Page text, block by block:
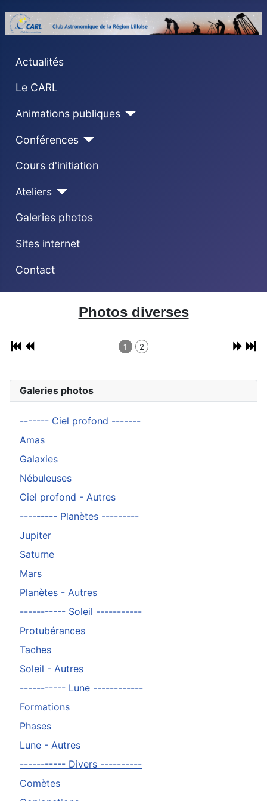
Actualités
Le CARL
Animations publiques
Conférences
Cours d'initiation
Ateliers
Galeries photos
Sites internet
Contact
Photos diverses
1 2
Galeries photos
------- Ciel profond -------
Amas
Galaxies
Nébuleuses
Ciel profond - Autres
--------- Planètes ---------
Jupiter
Saturne
Mars
Planètes - Autres
----------- Soleil -----------
Protubérances
Taches
Soleil - Autres
----------- Lune ------------
Formations
Phases
Lune - Autres
----------- Divers ----------
Comètes